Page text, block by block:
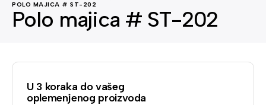
POLO MAJICA # ST-202
Polo majica # ST-202
U 3 koraka do vašeg
oplemenjenog proizvoda